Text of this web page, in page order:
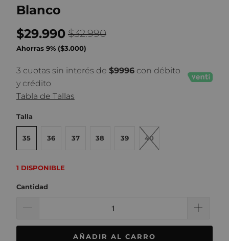
Blanco
$29.990 $32.990
Ahorras 9% ($3.000)
3 cuotas sin interés de $9996con débito
y crédito
Tabla de Tallas
Talla
35 36 37 38 39 40
1 DISPONIBLE
Cantidad
AÑADIR AL CARRO